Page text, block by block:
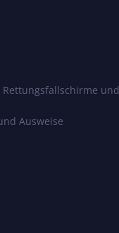
Rettungsfallschirme
Ausweise